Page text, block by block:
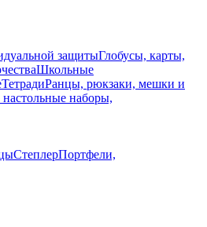
защитыГлобусы, карты,
Школьные
ТетрадиРанцы, рюкзаки, мешки и
наборы,
СтеплерПортфели,